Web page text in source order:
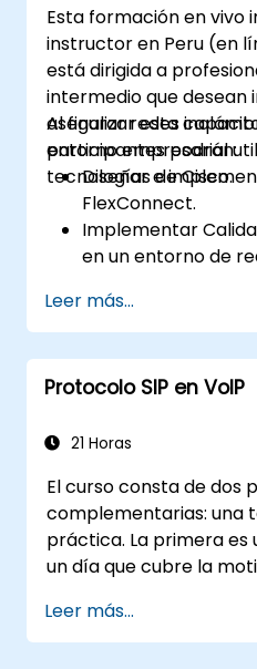
Esta formación en vivo
instructor en Peru (en
está dirigida a
intermedio que
asegurar redes
entorno empresarial
tecnologías de Cisco.
Al finalizar esta
participantes podrán:
Diseñar e
FlexConnect.
Implementar
en un entorno de
multicast en una
Implementar
conectividad de
Leer más...
Protocolo SIP en VoIP
21 Horas
El curso consta de dos
complementarias: una
práctica. La primera es
un día que cubre la
protocolo SIP, así como
utiliza para
Leer más...